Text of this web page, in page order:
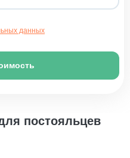
данных
постояльцев